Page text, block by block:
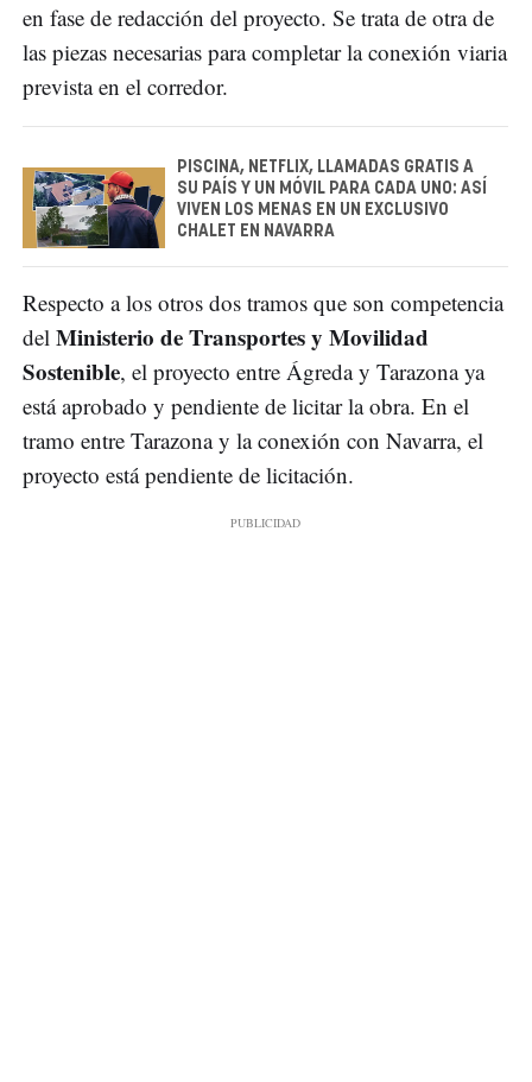
en fase de redacción del proyecto. Se trata de otra de
las piezas necesarias para completar la conexión viaria
prevista en el corredor.
PISCINA, NETFLIX, LLAMADAS GRATIS A
SU PAÍS Y UN MÓVIL PARA CADA UNO: ASÍ
VIVEN LOS MENAS EN UN EXCLUSIVO
CHALET EN NAVARRA
Respecto a los otros dos tramos que son competencia
del Ministerio de Transportes y Movilidad
Sostenible, el proyecto entre Ágreda y Tarazona ya
está aprobado y pendiente de licitar la obra. En el
tramo entre Tarazona y la conexión con Navarra, el
proyecto está pendiente de licitación.